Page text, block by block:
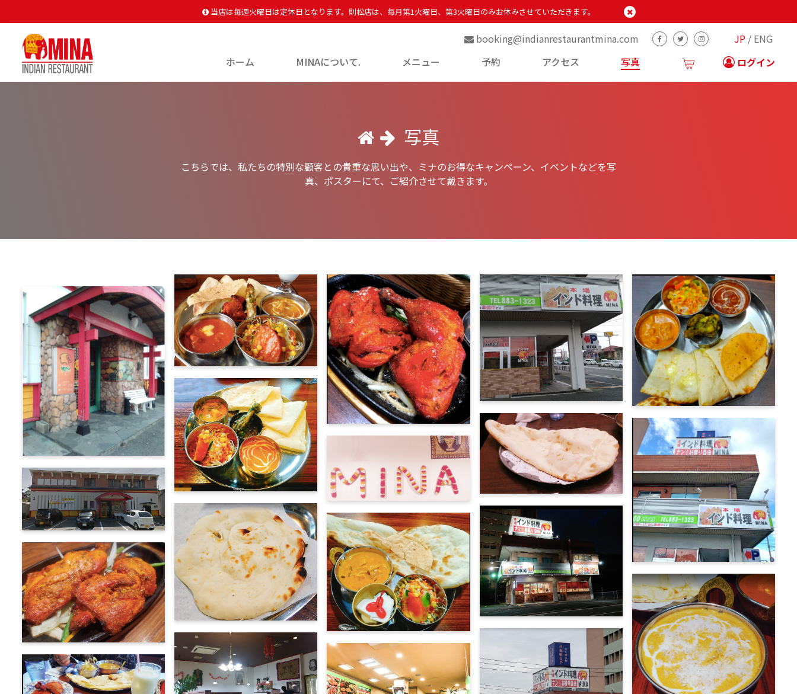
当店は毎週火曜日は定休日となります。則松店は、毎月第1火曜日、第3火曜日のみお休みさせていただきます。
JP ENG
booking@indianrestaurantmina.com
ホーム
MINAについて. メニュー 予約 アクセス 写真 ログイン
写真
こちらでは、私たちの特別な顧客との貴重な思い出や、ミナのお得なキャンペーン、イベントなどを写
真、ポスターにて、ご紹介させて戴きます。